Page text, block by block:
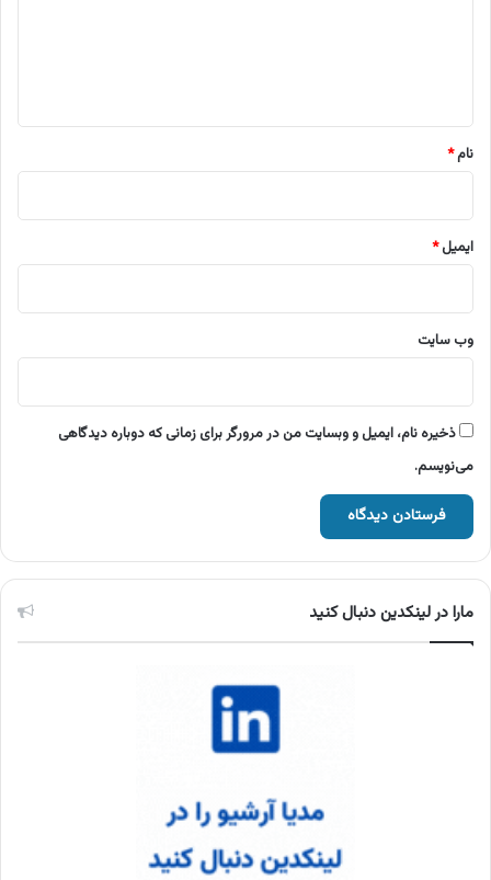
نام*
ایمیل*
وب‌ سایت
ذخیره نام، ایمیل و وبسایت من در مرورگر برای زمانی که دوباره دیدگاهی
می‌نویسم.
مارا در لینکدین دنبال کنید